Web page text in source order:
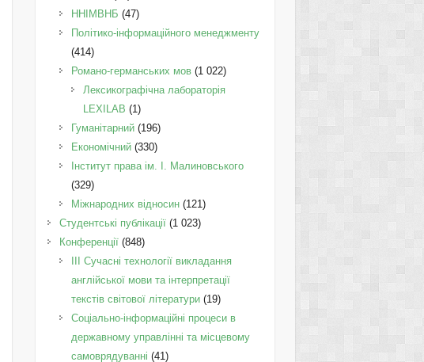
ННІМВНБ (47)
Політико-інформаційного менеджменту
(414)
Романо-германських мов(1 022)
Лексикографічна лабораторія
LEXILAB (1)
Гуманітарний(196)
Економічний(330)
Інститут права ім. І. Малиновського
(329)
Міжнародних відносин(121)
Студентські публікації(1 023)
Конференції(848)
III Сучасні технології викладання
англійської мови та інтерпретації
текстів світової літератури(19)
Соціально-інформаційні процеси в
державному управлінні та місцевому
самоврядуванні (41)